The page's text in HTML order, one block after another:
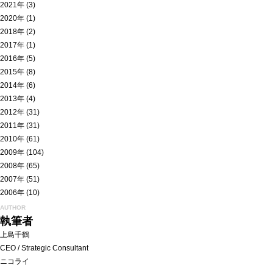
2021年 (3)
2020年 (1)
2018年 (2)
2017年 (1)
2016年 (5)
2015年 (8)
2014年 (6)
2013年 (4)
2012年 (31)
2011年 (31)
2010年 (61)
2009年 (104)
2008年 (65)
2007年 (51)
2006年 (10)
AUTHOR
執筆者
上島千鶴
CEO / Strategic Consultant
ニコライ